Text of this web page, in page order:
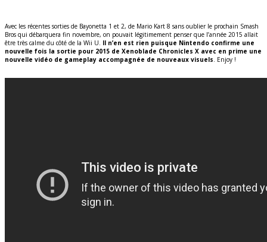
Avec les récentes sorties de Bayonetta 1 et 2, de Mario Kart 8 sans oublier le prochain Smash
Bros qui débarquera fin novembre, on pouvait légitimement penser que l’année 2015 allait
être très calme du côté de la Wii U. Il n’en est rien puisque Nintendo confirme une
nouvelle fois la sortie pour 2015 de Xenoblade Chronicles X avec en prime une
nouvelle vidéo de gameplay accompagnée de nouveaux visuels. Enjoy !